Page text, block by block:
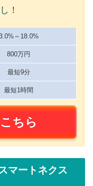
！
～18.0%
800万円
最短9分
最短1時間
ちら
マートネクス